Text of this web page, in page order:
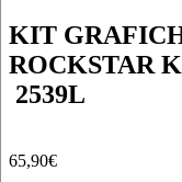
KIT
ROCKSTAR
2539L
65,90€